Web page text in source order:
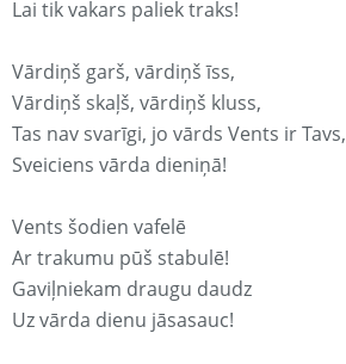
Lai tik vakars paliek traks!
Vārdiņš garš, vārdiņš īss,
Vārdiņš skaļš, vārdiņš kluss,
Tas nav svarīgi, jo vārds Vents ir Tavs,
Sveiciens vārda dieniņā!
Vents šodien vafelē
Ar trakumu pūš stabulē!
Gaviļniekam draugu daudz
Uz vārda dienu jāsasauc!